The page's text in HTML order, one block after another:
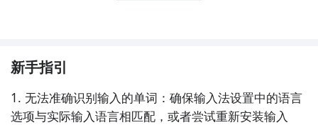
好进行个性化设置。
4. 《手机搜狗输入法》- 手机搜狗输入法是一款功能强
大的中文输入法。它支持拼音、手写、语音等多种输入
新手指引
1. 无法准确识别输入的单词：确保输入法设置中的语言
选项与实际输入语言相匹配，或者尝试重新安装输入